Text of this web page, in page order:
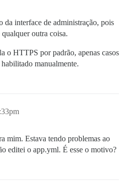
da interface de administração, pois
outra coisa.
o HTTPS por padrão, apenas casos
manualmente.
mim. Estava tendo problemas ao
editei o app.yml. É esse o motivo?